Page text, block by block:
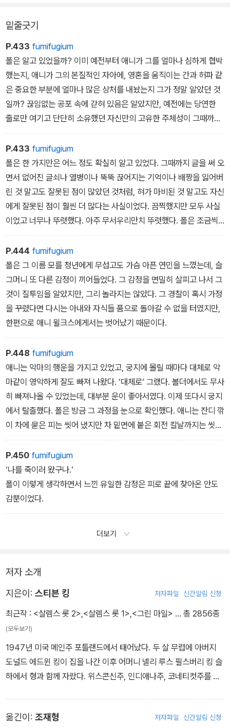
밑줄긋기
P.433 fumifugium
폴은 알고 있었을까? 이미 예전부터 애니가 그를 얼마나 심하게 협박
했는지, 애니가 그의 본질적인 자아에, 영혼을 움직이는 간과 허파 같
은 중요한 부분에 얼마나 많은 상처를 내놨는지 그가 정말 알았던 것
일까? 끊임없는 공포 속에 갇혀 있음은 알았지만, 예전에는 당연한
줄로만 여기고 단단히 소유했던 자신만의 고유한 주체성이 그때까지
얼마나 많이 지워져 나갔는지도 알았던 것일까?
P.433 fumifugium
폴은 한 가지만은 어느 정도 확실히 알고 있었다. 그때까지 글을 써 오
면서 없어진 글쇠나 열병이나 뚝뚝 끊어지는 기억이나 배짱을 잃어버
린 것 말고도 잘못된 점이 많았던 것처럼, 혀가 마비된 것 말고도 자신
에게 잘못된 점이 훨씬 더 많다는 사실이었다. 끔찍했지만 모두 사실
이었고 너무나 뚜렷했다. 아주 무서우리만치 뚜렷했다. 폴은 조금씩
죽어 가고 있었지만, 그렇게 죽는 것도 두려워 했던 만큼 고약하진 않
았다. 그러나 죽어가는 동시에 희미해지고 있었고, 그것이야말로 무
서운 일이었다. 오직 멍청한 녀석들이나 희미해져서 사라지는 법이므
로.
P.444 fumifugium
폴은 그 이름 모를 청년에게 무섭고도 가슴 아픈 연민을 느꼈는데, 슬
그머니 또 다른 감정이 끼어들었다. 그 감정을 면밀히 살피고 나서 그
것이 질투임을 알았지만, 그리 놀라지는 않았다. 그 경찰이 혹시 가정
을 꾸렸다면 다시는 아내와 자식들 품으로 돌아갈 수 없을 터였지만,
한편으로 애니 윌크스에게서는 벗어났기 때문이다.
P.448 fumifugium
애니는 악마의 행운을 가지고 있었고, 궁지에 몰릴 때마다 대체로 악
마같이 영악하게 잘도 빠져 나왔다. ‘대체로‘ 그랬다. 볼더에서도 무사
히 빠져나올 수 있었는데, 대부분 운이 좋아서였다. 이제 또다시 궁지
에서 탈출했다. 폴은 방금 그 과정을 눈으로 확인했다. 애니는 잔디 깎
이 차에 묻은 피는 씻어 냈지만 차 밑면에 붙은 회전 칼날까지는 씻지
않았다. 칼날 틀 자체에는 손도 안 댄 것이다. 나중에 실수를 기억해
낼 수도 있겠지만 폴은 그렇게 생각하지 않았다. 다급했던 순간이 지
나고 일단 과거가 되어 버리면, 애니의 마음에서는 그 일들이 사라져
버리는 것이다. 폴은 사람의 마음과 잔디 깎이차가 서로 공통점이 많
다고 생각하게 되었다. 그냥 겉으로만 보면 둘 다 괜찮아 보였다. 그러
나 그것들을 뒤집어서 자세히 들여다보면, 아주 날카로운 칼날을 자
P.450 fumifugium
‘나를 죽이러 왔구나.‘
폴이 이렇게 생각하면서 느낀 유일한 감정은 피로 끝에 찾아온 안도
감뿐이었다.
더보기
저자 소개
지은이: 스티븐 킹 저자파일 신간알림 신청
최근작 : <살렘스 롯 2>,<살렘스 롯 1>,<그린 마일> … 총 2856종
(모두보기)
1947년 미국 메인주 포틀랜드에서 태어났다. 두 살 무렵에 아버지
도널드 에드윈 킹이 집을 나간 이후 어머니 넬리 루스 필스버리 킹 슬
하에서 형과 함께 자랐다. 위스콘신주, 인디애나주, 코네티컷주를 전
에 매주 칼럼을 썼고, 학생 위원으로서 학내 정치 활동에도 적극적으
옮긴이: 조재형 저자파일 신간알림 신청